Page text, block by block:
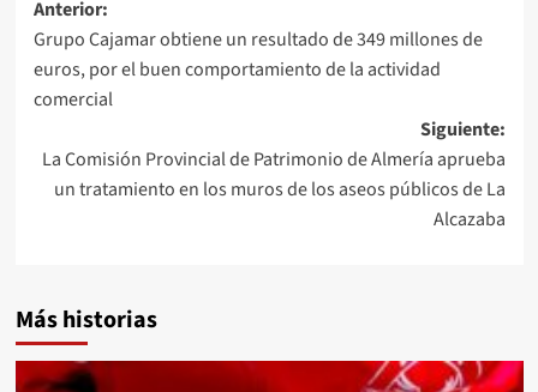
Navegación
de
entradas
Anterior:
Grupo Cajamar obtiene un resultado de 349 millones de
euros, por el buen comportamiento de la actividad
comercial
Siguiente:
La Comisión Provincial de Patrimonio de Almería aprueba
un tratamiento en los muros de los aseos públicos de La
Alcazaba
Más historias